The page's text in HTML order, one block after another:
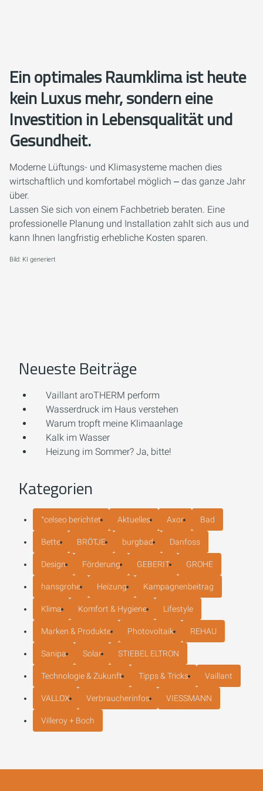
Ein optimales Raumklima ist heute
kein Luxus mehr, sondern eine
Investition in Lebensqualität und
Gesundheit.
Moderne Lüftungs- und Klimasysteme machen dies
wirtschaftlich und komfortabel möglich ‒ das ganze Jahr
über.
Lassen Sie sich von einem Fachbetrieb beraten. Eine
professionelle Planung und Installation zahlt sich aus und
kann Ihnen langfristig erhebliche Kosten sparen.
Bild: KI generiert
Neueste Beiträge
Vaillant aroTHERM perform
Wasserdruck im Haus verstehen
Warum tropft meine Klimaanlage
Kalk im Wasser
Heizung im Sommer? Ja, bitte!
Kategorien
°celseo berichtet Aktuelles Axor Bad
Bette BRÖTJE burgbad Danfoss
Design Förderung GEBERIT GROHE
hansgrohe Heizung Kampagnenbeitrag
Klima Komfort & Hygiene Lifestyle
Marken & Produkte Photovoltaik REHAU
Sanipa Solar STIEBEL ELTRON
Technologie & Zukunft Tipps & Tricks Vaillant
VALLOX Verbraucherinfos VIESSMANN
Villeroy + Boch